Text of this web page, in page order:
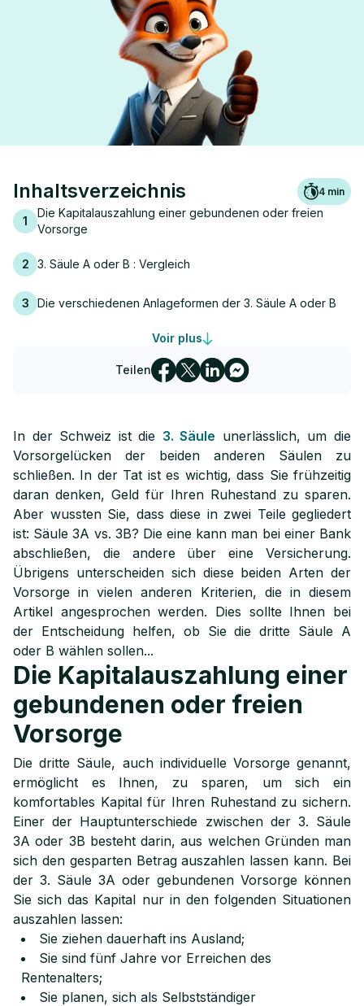
Inhaltsverzeichnis 4 min
1
Die Kapitalauszahlung einer gebundenen oder freien
Vorsorge
2 3. Säule A oder B : Vergleich
3 Die verschiedenen Anlageformen der 3. Säule A oder B
Steuervorteile der individuellen Vorsorge
Die Bedingungen für die Zeichnung einer Säule 3A oder
Voir plus
Teilen
In der Schweiz ist die 3. Säule unerlässlich, um die
Vorsorgelücken der beiden anderen Säulen zu
schließen. In der Tat ist es wichtig, dass Sie frühzeitig
daran denken, Geld für Ihren Ruhestand zu sparen.
Aber wussten Sie, dass diese in zwei Teile gegliedert
ist: Säule 3A vs. 3B? Die eine kann man bei einer Bank
abschließen, die andere über eine Versicherung.
Übrigens unterscheiden sich diese beiden Arten der
Vorsorge in vielen anderen Kriterien, die in diesem
Artikel angesprochen werden. Dies sollte Ihnen bei
der Entscheidung helfen, ob Sie die dritte Säule A
oder B wählen sollen...
Die Kapitalauszahlung einer
gebundenen oder freien
Vorsorge
Die dritte Säule, auch individuelle Vorsorge genannt,
ermöglicht es Ihnen, zu sparen, um sich ein
komfortables Kapital für Ihren Ruhestand zu sichern.
Einer der Hauptunterschiede zwischen der 3. Säule
3A oder 3B besteht darin, aus welchen Gründen man
sich den gesparten Betrag auszahlen lassen kann. Bei
der 3. Säule 3A oder gebundenen Vorsorge können
Sie sich das Kapital nur in den folgenden Situationen
auszahlen lassen:
Sie ziehen dauerhaft ins Ausland;
Sie sind fünf Jahre vor Erreichen des
Rentenalters;
Sie planen, sich als Selbstständiger